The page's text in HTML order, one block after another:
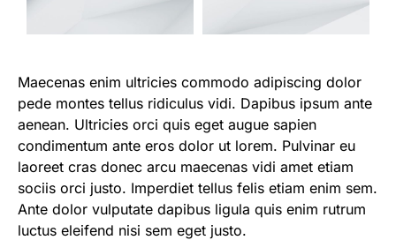
Maecenas enim ultricies commodo adipiscing dolor
pede montes tellus ridiculus vidi. Dapibus ipsum ante
aenean. Ultricies orci quis eget augue sapien
condimentum ante eros dolor ut lorem. Pulvinar eu
laoreet cras donec arcu maecenas vidi amet etiam
sociis orci justo. Imperdiet tellus felis etiam enim sem.
Ante dolor vulputate dapibus ligula quis enim rutrum
luctus eleifend nisi sem eget justo.